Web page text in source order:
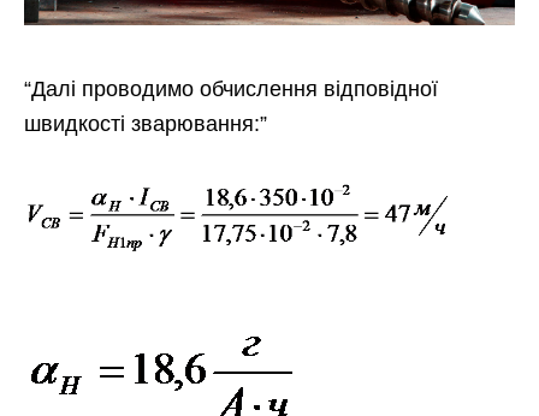
“Далі проводимо обчислення відповідної
швидкості зварювання:”